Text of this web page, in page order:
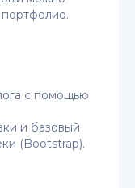
портфолио.
с помощью
и базовый
(Bootstrap).